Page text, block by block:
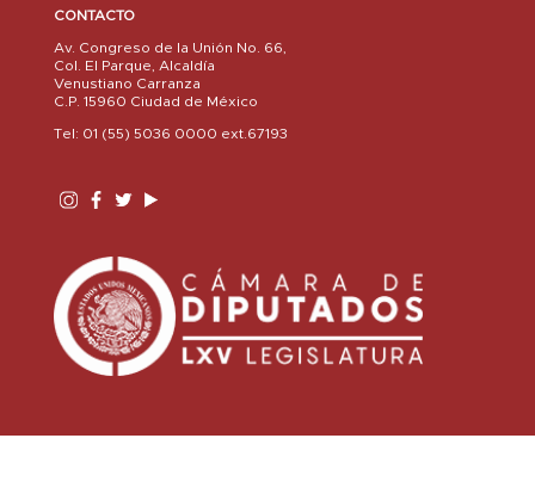
CONTACTO
Av. Congreso de la Unión No. 66,
Col. El Parque, Alcaldía
Venustiano Carranza
C.P. 15960 Ciudad de México
Tel: 01 (55) 5036 0000 ext.67193